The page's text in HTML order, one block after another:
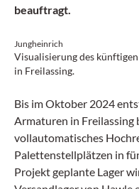
beauftragt.
Jungheinrich
Visualisierung des
in Freilassing.
Bis im Oktober 2024
Armaturen in Freilassing
vollautomatisches
Palettenstellplätzen in
Projekt geplante Lager